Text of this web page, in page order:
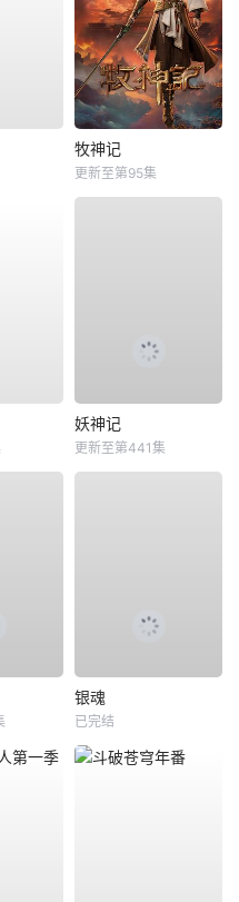
牧神记
更新至第95集
妖神记
更新至第441集
银魂
已完结